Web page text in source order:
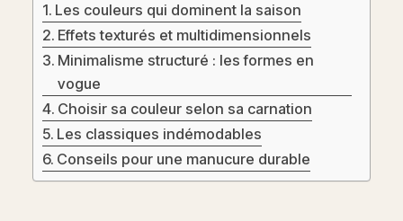
Les couleurs qui dominent la saison
Effets texturés et multidimensionnels
Minimalisme structuré : les formes en
vogue
Choisir sa couleur selon sa carnation
Les classiques indémodables
Conseils pour une manucure durable